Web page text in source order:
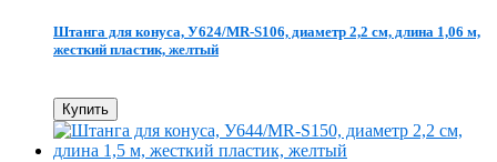
Штанга для конуса, У624/MR-S106, диаметр 2,2 см, длина 1,06 м,
жесткий пластик, желтый
Купить